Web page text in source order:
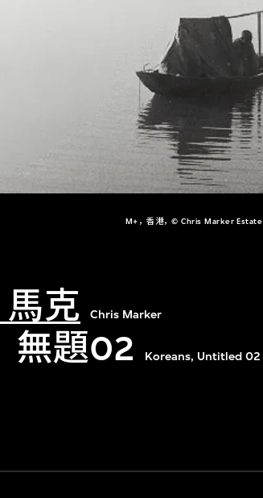
M+，香港，© Chris Marker Estate
克 Chris Marker
無題02 Koreans, Untitled 02